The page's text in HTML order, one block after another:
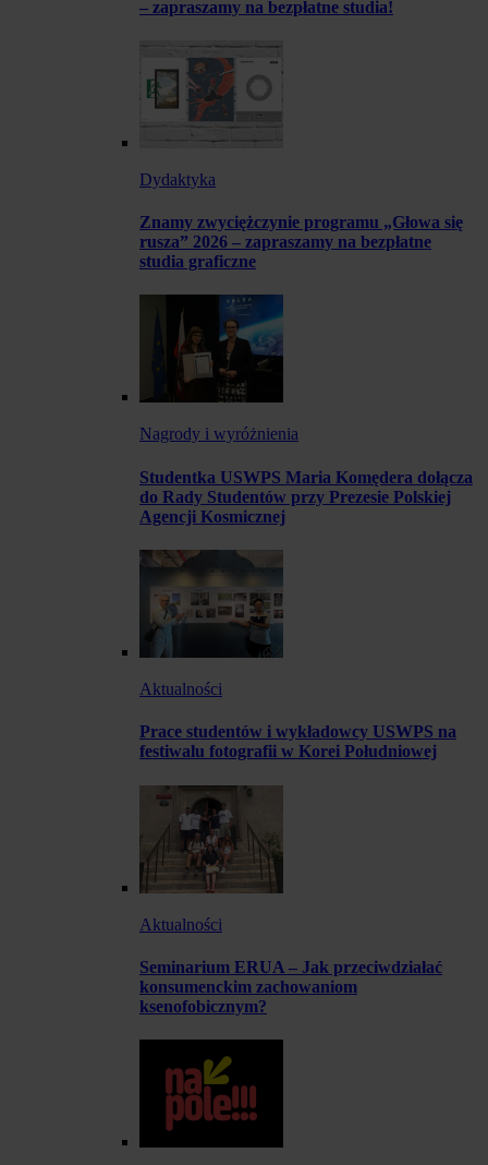
– zapraszamy na bezpłatne studia!
Dydaktyka
Znamy zwyciężczynie programu „Głowa się
rusza” 2026 – zapraszamy na bezpłatne
studia graficzne
Nagrody i wyróżnienia
Studentka USWPS Maria Komędera dołącza
do Rady Studentów przy Prezesie Polskiej
Agencji Kosmicznej
Aktualności
Prace studentów i wykładowcy USWPS na
festiwalu fotografii w Korei Południowej
Aktualności
Seminarium ERUA – Jak przeciwdziałać
konsumenckim zachowaniom
ksenofobicznym?